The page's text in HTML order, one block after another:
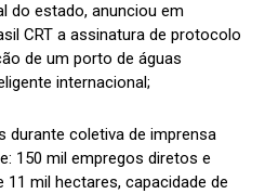
do estado, anunciou em
CRT a assinatura de protocolo
de um porto de águas
internacional;
durante coletiva de imprensa
150 mil empregos diretos e
mil hectares, capacidade de